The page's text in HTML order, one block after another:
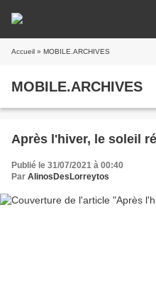
Accueil » MOBILE.ARCHIVES
MOBILE.ARCHIVES
Après l'hiver, le soleil
Publié le 31/07/2021 à 00:40
Par AlinosDesLorreytos